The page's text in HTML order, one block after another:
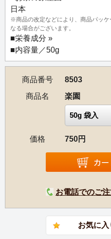
日本
※商品の改定などにより、商品パッ
なる場合がございます。
■栄養成分 »
■内容量／50g
商品番号
8503
商品名
楽園
価格 750円
お電話でのご